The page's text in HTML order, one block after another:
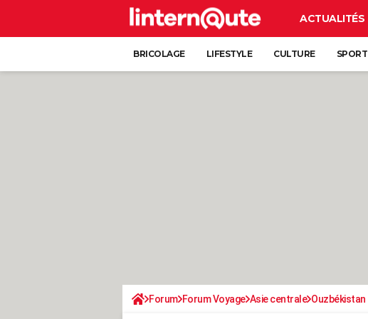
ACTUALITÉS
BRICOLAGE LIFESTYLE CULTURE SPORT
Forum Forum Voyage Asie centrale Ouzbékistan